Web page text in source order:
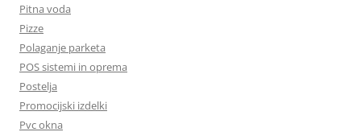
Pitna voda
Pizze
Polaganje parketa
POS sistemi in oprema
Postelja
Promocijski izdelki
Pvc okna